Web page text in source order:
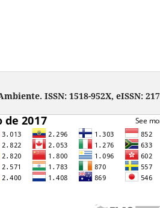
ISSN: 1518-952X, eISSN: